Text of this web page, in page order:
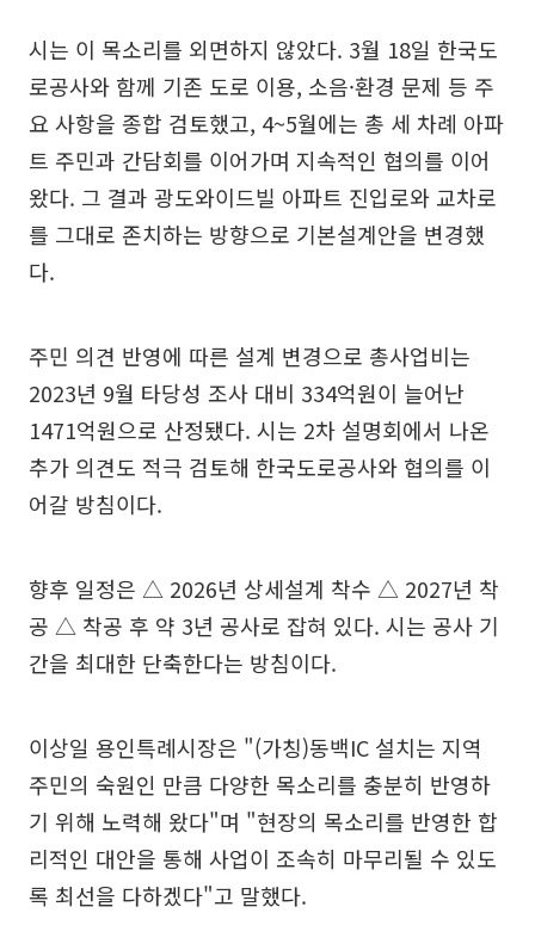
시는 이 목소리를 외면하지 않았다. 3월 18일 한국도
로공사와 함께 기존 도로 이용, 소음·환경 문제 등 주
요 사항을 종합 검토했고, 4~5월에는 총 세 차례 아파
트 주민과 간담회를 이어가며 지속적인 협의를 이어
왔다. 그 결과 광도와이드빌 아파트 진입로와 교차로
를 그대로 존치하는 방향으로 기본설계안을 변경했
다.
주민 의견 반영에 따른 설계 변경으로 총사업비는
2023년 9월 타당성 조사 대비 334억원이 늘어난
1471억원으로 산정됐다. 시는 2차 설명회에서 나온
추가 의견도 적극 검토해 한국도로공사와 협의를 이
어갈 방침이다.
향후 일정은 △ 2026년 상세설계 착수 △ 2027년 착
공 △ 착공 후 약 3년 공사로 잡혀 있다. 시는 공사 기
간을 최대한 단축한다는 방침이다.
이상일 용인특례시장은 "(가칭)동백IC 설치는 지역
주민의 숙원인 만큼 다양한 목소리를 충분히 반영하
기 위해 노력해 왔다"며 "현장의 목소리를 반영한 합
리적인 대안을 통해 사업이 조속히 마무리될 수 있도
록 최선을 다하겠다"고 말했다.